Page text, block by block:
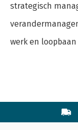
strategisch
werk en loopbaan